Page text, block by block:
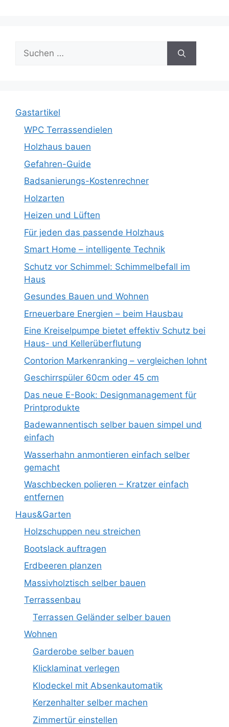
Suche
nach:
Gastartikel
WPC Terrassendielen
Holzhaus bauen
Gefahren-Guide
Badsanierungs-Kostenrechner
Holzarten
Heizen und Lüften
Für jeden das passende Holzhaus
Smart Home – intelligente Technik
Schutz vor Schimmel: Schimmelbefall im
Haus
Gesundes Bauen und Wohnen
Erneuerbare Energien – beim Hausbau
Eine Kreiselpumpe bietet effektiv Schutz bei
Haus- und Kellerüberflutung
Contorion Markenranking – vergleichen lohnt
Geschirrspüler 60cm oder 45 cm
Das neue E-Book: Designmanagement für
Printprodukte
Badewannentisch selber bauen simpel und
einfach
Wasserhahn anmontieren einfach selber
gemacht
Waschbecken polieren – Kratzer einfach
entfernen
Haus&Garten
Holzschuppen neu streichen
Bootslack auftragen
Erdbeeren planzen
Massivholztisch selber bauen
Terrassenbau
Terrassen Geländer selber bauen
Wohnen
Garderobe selber bauen
Klicklaminat verlegen
Klodeckel mit Absenkautomatik
Kerzenhalter selber machen
Zimmertür einstellen